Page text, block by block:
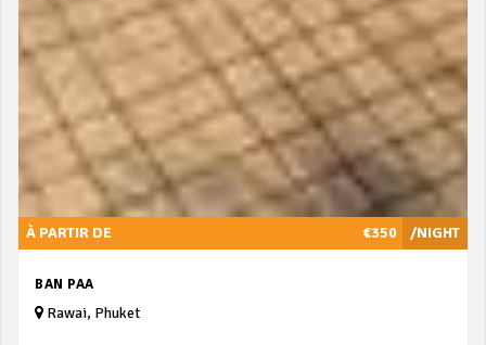
/NIGHT
À PARTIR DE €350
BAN PAA
Rawai, Phuket